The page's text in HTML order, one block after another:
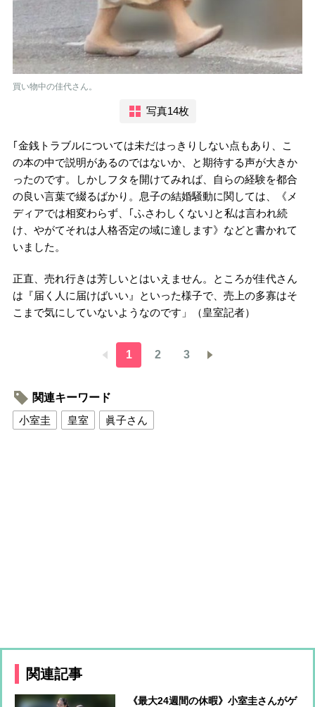
買い物中の佳代さん。
写真14枚
｢金銭トラブルについては未だはっきりしない点もあり、こ
の本の中で説明があるのではないか、と期待する声が大きか
ったのです。しかしフタを開けてみれば、自らの経験を都合
の良い言葉で綴るばかり。息子の結婚騒動に関しては、《メ
ディアでは相変わらず、｢ふさわしくない｣と私は言われ続
け、やがてそれは人格否定の域に達します》などと書かれて
いました。
正直、売れ行きは芳しいとはいえません。ところが佳代さん
は『届く人に届けばいい』といった様子で、売上の多寡はそ
こまで気にしていないようなのです」（皇室記者）
1 2 3
関連キーワード
小室圭
皇室 眞子さん
関連記事
《最大24週間の休暇》小室圭さんがゲ